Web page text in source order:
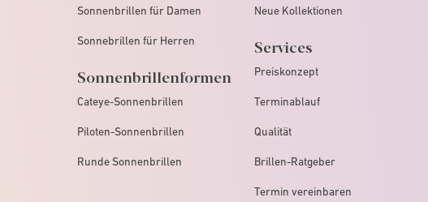
Sonnenbrillen für Damen
Sonnebrillen für Herren
Sonnenbrillenformen
Cateye-Sonnenbrillen
Piloten-Sonnenbrillen
Runde Sonnenbrillen
Neue Kollektionen
Services
Preiskonzept
Terminablauf
Qualität
Brillen-Ratgeber
Termin vereinbaren